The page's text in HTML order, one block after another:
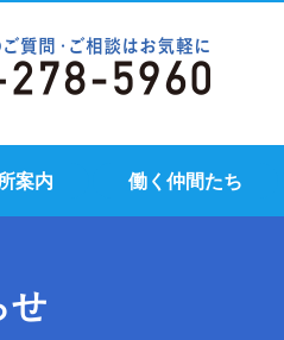
案内 働く仲間たち
せ